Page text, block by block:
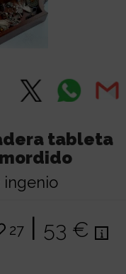
tableta
27 | 53 €